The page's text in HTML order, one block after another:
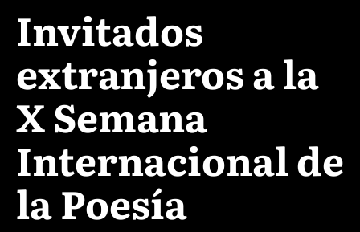
Invitados
extranjeros a la
X Semana
Internacional de
la Poesía